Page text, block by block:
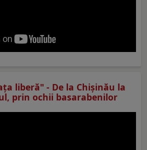
liberă" - De la Chișinău la
prin ochii basarabenilor